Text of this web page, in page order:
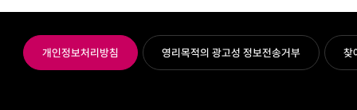
개인정보처리방침 영리목적의 광고성 정보전송거부 찾